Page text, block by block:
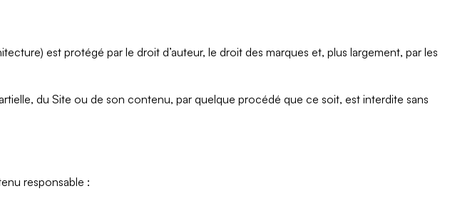
est protégé par le droit d’auteur, le droit des marques et, plus largement, par les
du Site ou de son contenu, par quelque procédé que ce soit, est interdite sans
responsable :